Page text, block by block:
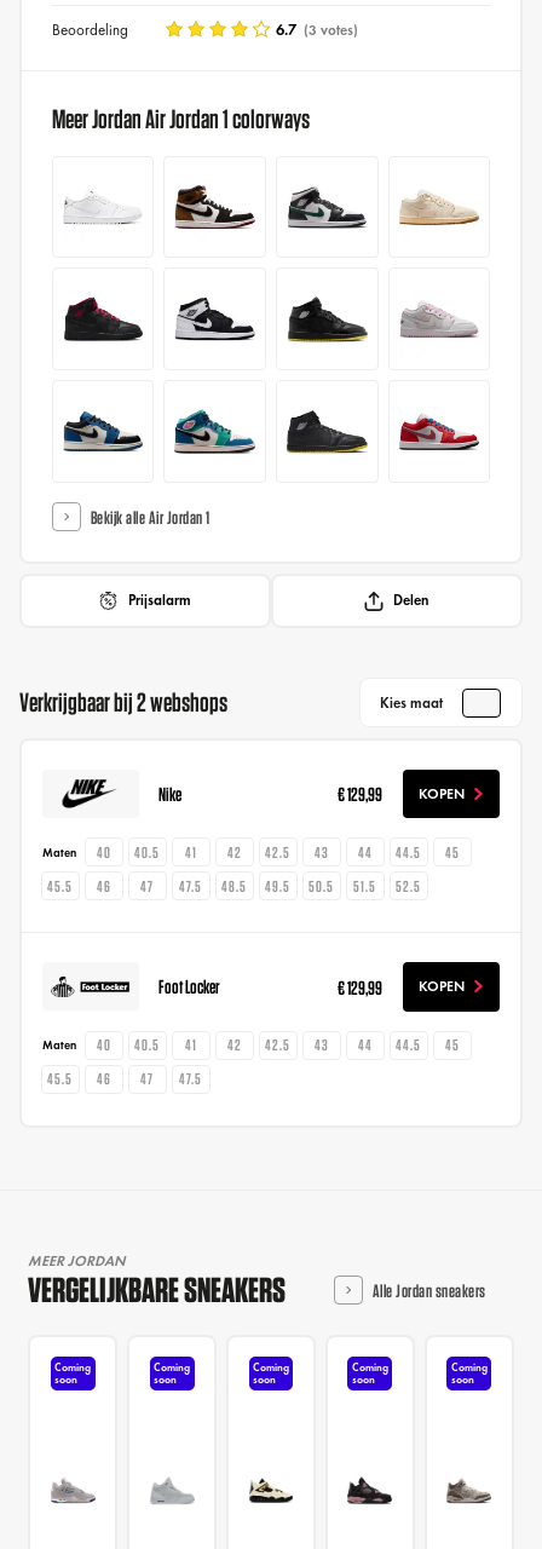
Beoordeling 6.7 (3 votes)
Meer Jordan Air Jordan 1 colorways
Bekijk alle Air Jordan 1
Prijsalarm Delen
Verkrijgbaar bij 2 webshops Kies maat
Nike € 129,99 KOPEN
Maten 40 40.5 41 42 42.5 43 44 44.5
45
45.5
46 47 47.5 48.5 49.5 50.5 51.5 52.5
Foot Locker € 129,99 KOPEN
Maten 40 40.5 41 42 42.5 43 44 44.5
45
45.5
46 47 47.5
MEER JORDAN
VERGELIJKBARE SNEAKERS Alle Jordan sneakers
Coming
soon
Coming
soon
Coming
soon
Coming
soon
Coming
soon